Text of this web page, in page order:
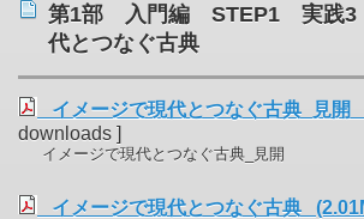
第1部 入門編 STEP1 実践3
代とつなぐ古典
イメージで現代とつなぐ古典_見開
downloads ]
イメージで現代とつなぐ古典_見開
イメージで現代とつなぐ古典